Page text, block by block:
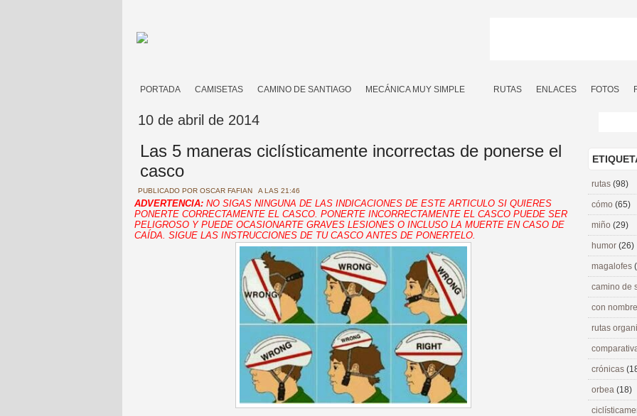
PORTADA CAMISETAS CAMINO DE SANTIAGO MECÁNICA MUY SIMPLE RUTAS ENLACES FOTOS
10 de abril de 2014
Las 5 maneras ciclísticamente incorrectas de ponerse el
casco
PUBLICADO POR OSCAR FAFIAN A LAS 21:46
ADVERTENCIA: NO SIGAS NINGUNA DE LAS INDICACIONES DE ESTE ARTICULO SI QUIERES
PONERTE CORRECTAMENTE EL CASCO. PONERTE INCORRECTAMENTE EL CASCO PUEDE SER
PELIGROSO Y PUEDE OCASIONARTE GRAVES LESIONES O INCLUSO LA MUERTE EN CASO DE
CAÍDA. SIGUE LAS INSTRUCCIONES DE TU CASCO ANTES DE PONERTELO.
rutas (98)
cómo (65)
miño (29)
humor (26)
magalofes
camino de
con
rutas
crónicas
orbea (18)